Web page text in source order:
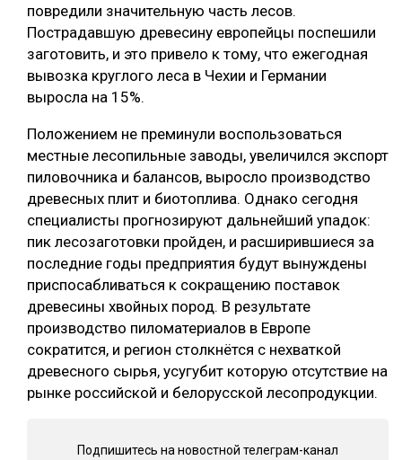
повредили значительную часть лесов.
Пострадавшую древесину европейцы поспешили
заготовить, и это привело к тому, что ежегодная
вывозка круглого леса в Чехии и Германии
выросла на 15%.
Положением не преминули воспользоваться
местные лесопильные заводы, увеличился экспорт
пиловочника и балансов, выросло производство
древесных плит и биотоплива. Однако сегодня
специалисты прогнозируют дальнейший упадок:
пик лесозаготовки пройден, и расширившиеся за
последние годы предприятия будут вынуждены
приспосабливаться к сокращению поставок
древесины хвойных пород. В результате
производство пиломатериалов в Европе
сократится, и регион столкнётся с нехваткой
древесного сырья, усугубит которую отсутствие на
рынке российской и белорусской лесопродукции.
Подпишитесь на новостной телеграм-канал